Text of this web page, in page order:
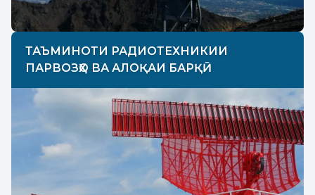
ТАЪМИНОТИ РАДИОТЕХНИКИИ
ПАРВОЗҲО ВА АЛОҚАИ БАРҚӢ